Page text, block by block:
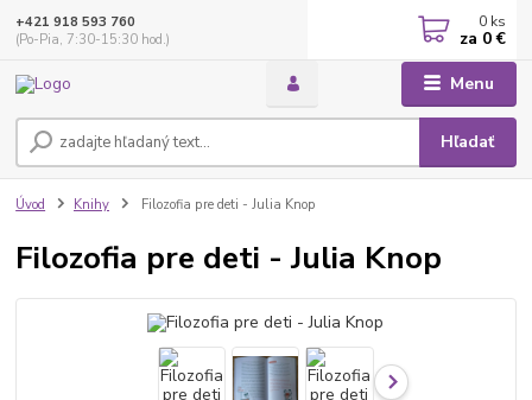
Menu
Hľadať
+421 918 593 760
(Po-Pia, 7:30-15:30 hod.)
0 ks
za 0 €
Úvod Knihy Filozofia pre deti - Julia Knop
Filozofia pre deti - Julia Knop